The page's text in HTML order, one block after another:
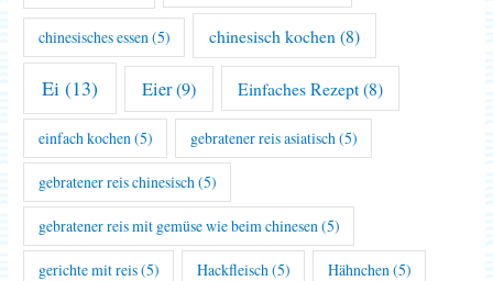
chinesisches essen(5) chinesisch kochen (8)
Ei (13) Eier(9) Einfaches Rezept(8)
einfach kochen(5) gebratener reis asiatisch(5)
gebratener reis chinesisch (5)
gebratener reis mit gemüse wie beim chinesen (5)
gerichte mit reis(5) Hackfleisch (5) Hähnchen (5)